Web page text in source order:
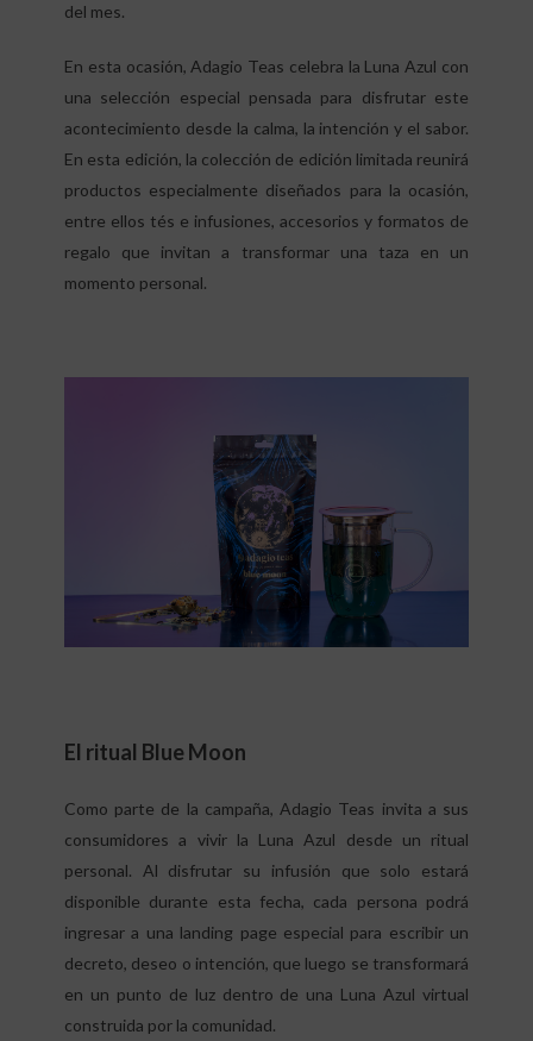
del mes.
En esta ocasión, Adagio Teas celebra la Luna Azul con
una selección especial pensada para disfrutar este
acontecimiento desde la calma, la intención y el sabor.
En esta edición, la colección de edición limitada reunirá
productos especialmente diseñados para la ocasión,
entre ellos tés e infusiones, accesorios y formatos de
regalo que invitan a transformar una taza en un
momento personal.
El ritual Blue Moon
Como parte de la campaña, Adagio Teas invita a sus
consumidores a vivir la Luna Azul desde un ritual
personal. Al disfrutar su infusión que solo estará
disponible durante esta fecha, cada persona podrá
ingresar a una landing page especial para escribir un
decreto, deseo o intención, que luego se transformará
en un punto de luz dentro de una Luna Azul virtual
construida por la comunidad.